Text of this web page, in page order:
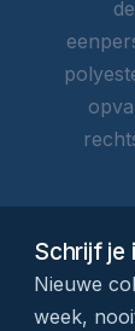
Schrijf je
Nieuwe
week,